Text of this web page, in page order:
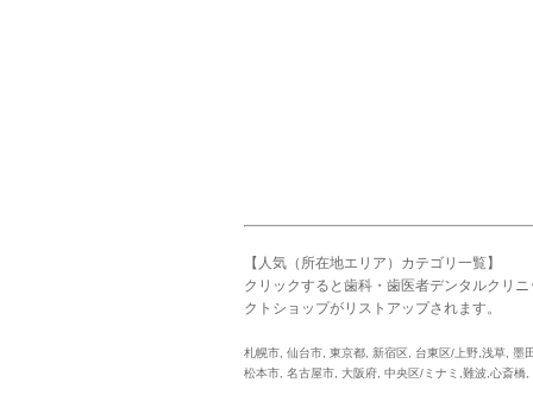
【人気（所在地エリア）カテゴリ一覧】
クリックすると歯科・歯医者デンタルクリ
クトショップがリストアップされます。
札幌市 仙台市 東京都 新宿区 台東区/上野,浅草 墨
松本市 名古屋市 大阪府 中央区/ミナミ,難波,心斎橋